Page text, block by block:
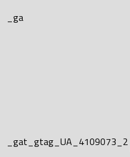
_ga
_gat_gtag_UA_4109073_2